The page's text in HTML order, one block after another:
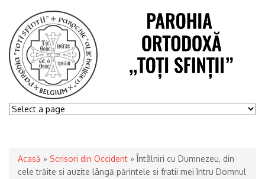
Acasă » Scrisori din Occident » Întâlniri cu Dumnezeu, din
cele trăite si auzite lângă părintele si fratii mei întru Domnul